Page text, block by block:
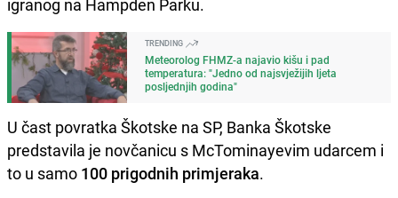
TRENDING
Meteorolog FHMZ-a najavio kišu i pad
temperatura: "Jedno od najsvježijih ljeta
posljednjih godina"
U čast povratka Škotske na SP, Banka Škotske
predstavila je novčanicu s McTominayevim udarcem i
to u samo 100 prigodnih primjeraka.